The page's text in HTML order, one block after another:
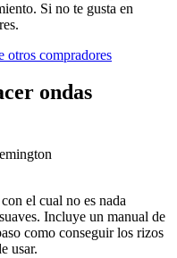
Si no te gusta en
otros compradores
ondas
el cual no es nada
Incluye un manual de
como conseguir los rizos
usar.